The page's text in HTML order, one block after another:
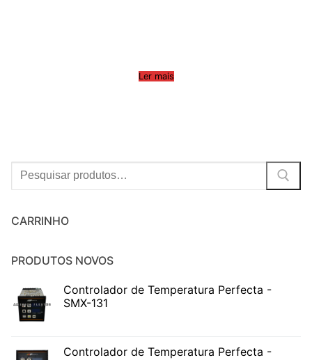
Ler mais
Procurar:
CARRINHO
PRODUTOS NOVOS
Controlador de Temperatura Perfecta -
SMX-131
Controlador de Temperatura Perfecta -